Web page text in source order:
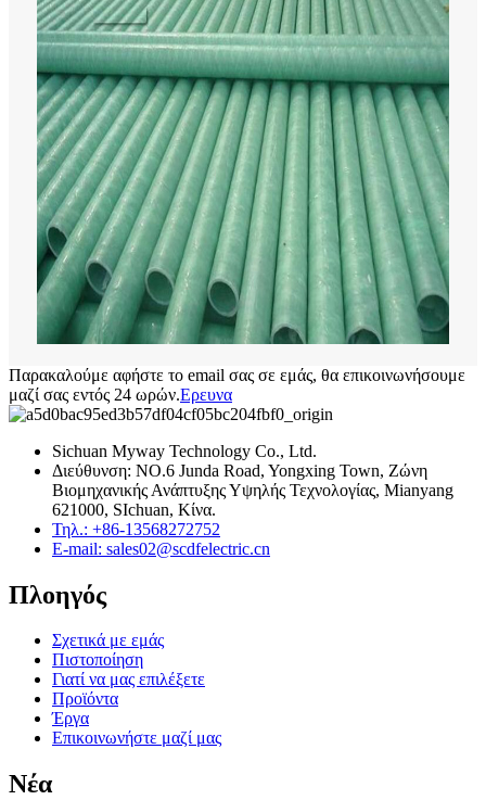
Παρακαλούμε αφήστε το email σας σε εμάς, θα επικοινωνήσουμε
μαζί σας εντός 24 ωρών.Ερευνα
Sichuan Myway Technology Co., Ltd.
Διεύθυνση: NO.6 Junda Road, Yongxing Town, Ζώνη
Βιομηχανικής Ανάπτυξης Υψηλής Τεχνολογίας, Mianyang
621000, SIchuan, Κίνα.
Τηλ.: +86-13568272752
E-mail: sales02@scdfelectric.cn
Πλοηγός
Σχετικά με εμάς
Πιστοποίηση
Γιατί να μας επιλέξετε
Προϊόντα
Έργα
Επικοινωνήστε μαζί μας
Νέα